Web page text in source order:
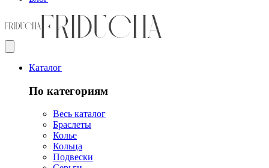
Каталог
По категориям
Весь каталог
Браслеты
Колье
Кольца
Подвески